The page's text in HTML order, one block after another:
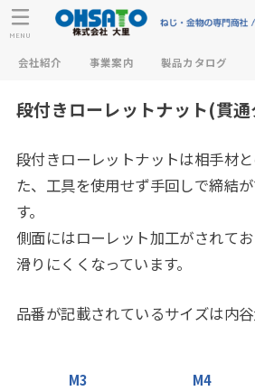
会社紹介 事業案内 製品カタログ
MENU
段付きローレットナット(貫
段付きローレットナットは相手材
た、工具を使用せず手回しで締結
す。
側面にはローレット加工がされて
滑りにくくなっています。
品番が記載されているサイズは内谷
M3 M4